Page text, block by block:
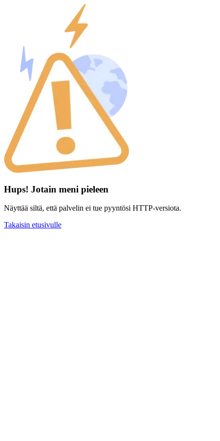
Hups! Jotain meni pieleen
Näyttää siltä, että palvelin ei tue pyyntösi HTTP-versiota.
Takaisin etusivulle